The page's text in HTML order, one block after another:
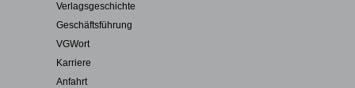
Verlagsgeschichte
Geschäftsführung
VGWort
Karriere
Anfahrt